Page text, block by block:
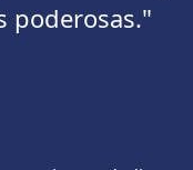
poderosas."